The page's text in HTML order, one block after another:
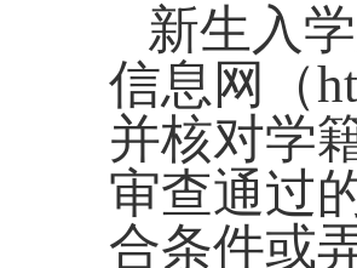
新生入
信息网（
并核对学
审查通过
合条件或